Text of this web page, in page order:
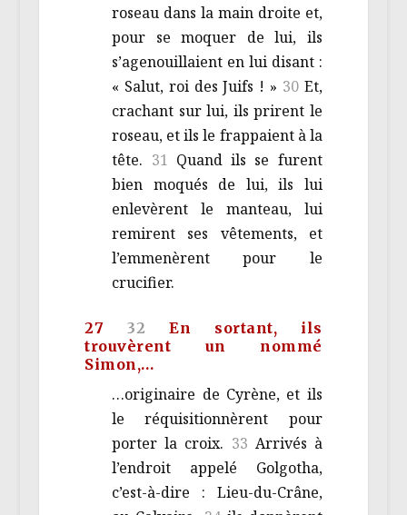
roseau dans la main droite et,
pour se moquer de lui, ils
s’agenouillaient en lui disant :
« Salut, roi des Juifs ! » 30 Et,
crachant sur lui, ils prirent le
roseau, et ils le frappaient à la
tête. 31 Quand ils se furent
bien moqués de lui, ils lui
enlevèrent le manteau, lui
remirent ses vêtements, et
l’emmenèrent pour le
crucifier.
2732En sortant, ils
trouvèrent un nommé
Simon,…
…originaire de Cyrène, et ils
le réquisitionnèrent pour
porter la croix. 33 Arrivés à
l’endroit appelé Golgotha,
c’est-à-dire : Lieu-du-Crâne,